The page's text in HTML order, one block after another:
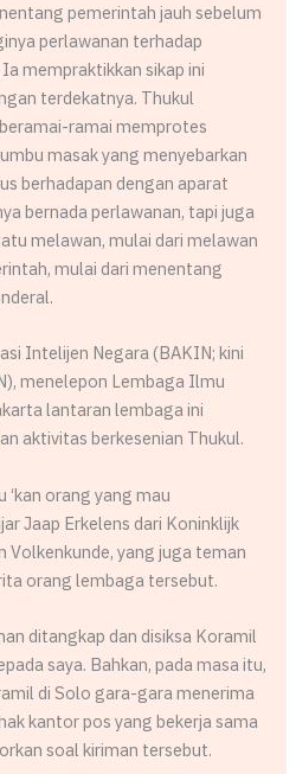
pemerintah jauh sebelum
perlawanan terhadap
mempraktikkan sikap ini
terdekatnya. Thukul
ramai memprotes
masak yang menyebarkan
berhadapan dengan aparat
bernada perlawanan, tapi juga
melawan, mulai dari melawan
mulai dari menentang
Intelijen Negara (BAKIN; kini
menelepon Lembaga Ilmu
lantaran lembaga ini
aktivitas berkesenian Thukul.
‘kan orang yang mau
Jaap Erkelens dari Koninklijk
Volkenkunde, yang juga teman
orang lembaga tersebut.
ditangkap dan disiksa Koramil
saya. Bahkan, pada masa itu,
di Solo gara-gara menerima
kantor pos yang bekerja sama
soal kiriman tersebut.